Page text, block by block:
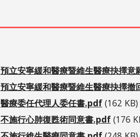
預立安寧緩和醫療暨維生醫療抉擇
預立安寧緩和醫療暨維生醫療抉擇
醫療委任代理人委任書.pdf(162 KB)
不施行心肺復甦術同意書.pdf(176